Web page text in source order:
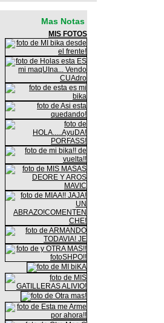
Mas Notas
MIS FOTOS